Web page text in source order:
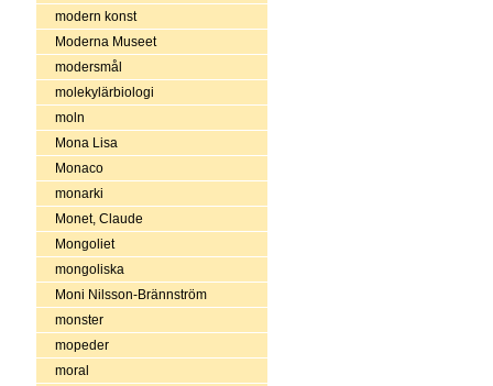
modern konst
Moderna Museet
modersmål
molekylärbiologi
moln
Mona Lisa
Monaco
monarki
Monet, Claude
Mongoliet
mongoliska
Moni Nilsson-Brännström
monster
mopeder
moral